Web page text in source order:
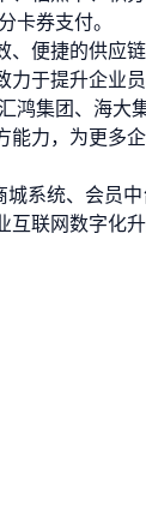
卡券支付。
便捷的供应
于提升企业
鸿集团、海
力，为更多
系统、会员
联网数字化升